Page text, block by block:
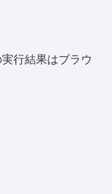
行結果はブラウ